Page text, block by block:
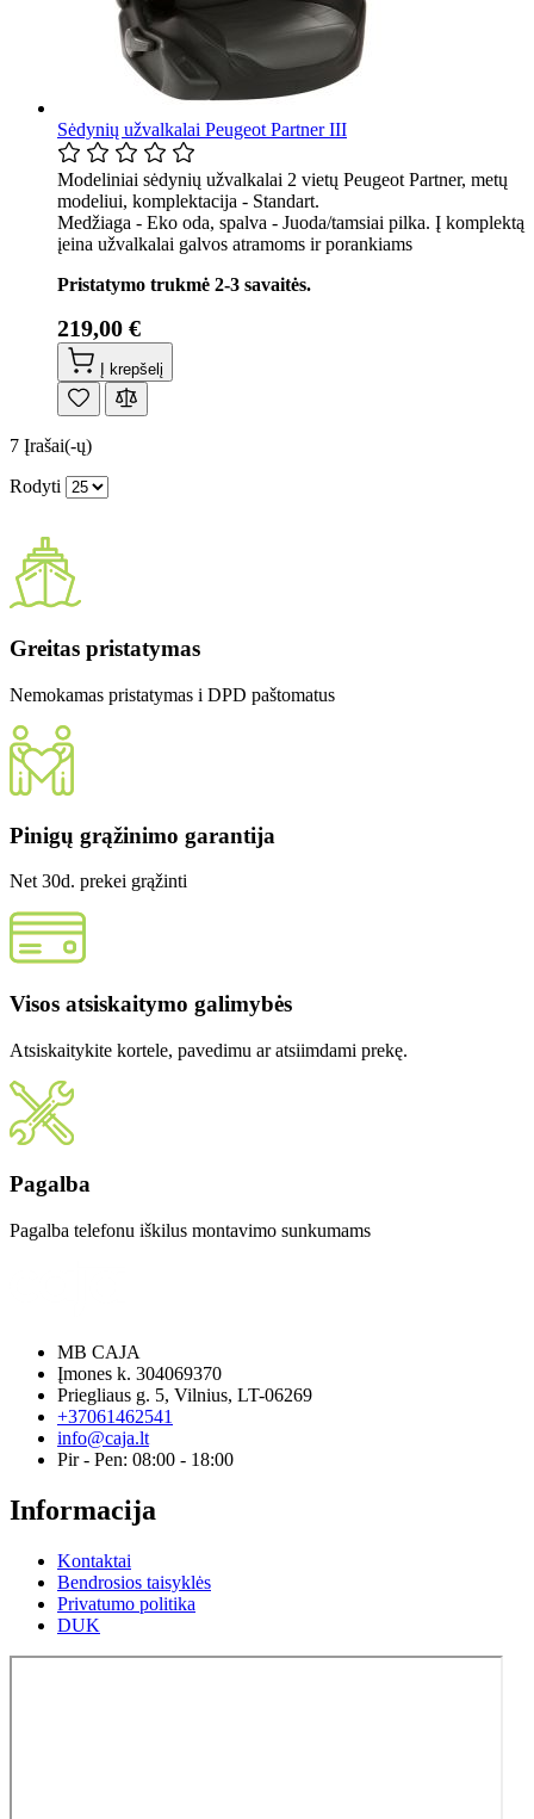
Sėdynių užvalkalai Peugeot Partner III
Modeliniai sėdynių užvalkalai 2 vietų Peugeot Partner, metų
modeliui, komplektacija - Standart.
Medžiaga - Eko oda, spalva - Juoda/tamsiai pilka. Į komplektą
įeina užvalkalai galvos atramoms ir porankiams
Pristatymo trukmė 2-3 savaitės.
219,00 €
Į krepšelį
7 Įrašai(-ų)
Rodyti
Greitas pristatymas
Nemokamas pristatymas i DPD paštomatus
Pinigų grąžinimo garantija
Net 30d. prekei grąžinti
Visos atsiskaitymo galimybės
Atsiskaitykite kortele, pavedimu ar atsiimdami prekę.
Pagalba
Pagalba telefonu iškilus montavimo sunkumams
MB CAJA
Įmones k. 304069370
Priegliaus g. 5, Vilnius, LT-06269
+37061462541
info@caja.lt
Pir - Pen: 08:00 - 18:00
Informacija
Kontaktai
Bendrosios taisyklės
Privatumo politika
DUK